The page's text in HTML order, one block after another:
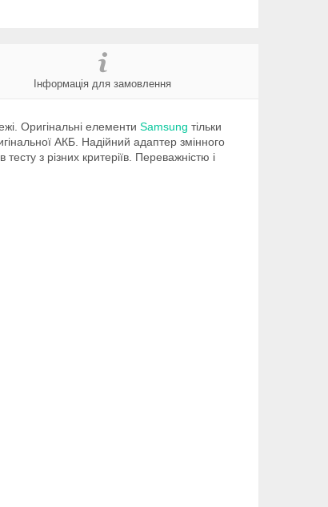
Інформація для замовлення
Оригінальні елементи Samsung тільки
АКБ. Надійний адаптер змінного
з різних критеріїв. Переважністю і